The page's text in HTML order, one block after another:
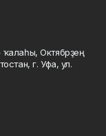
Октябрҙең
г. Уфа, ул.